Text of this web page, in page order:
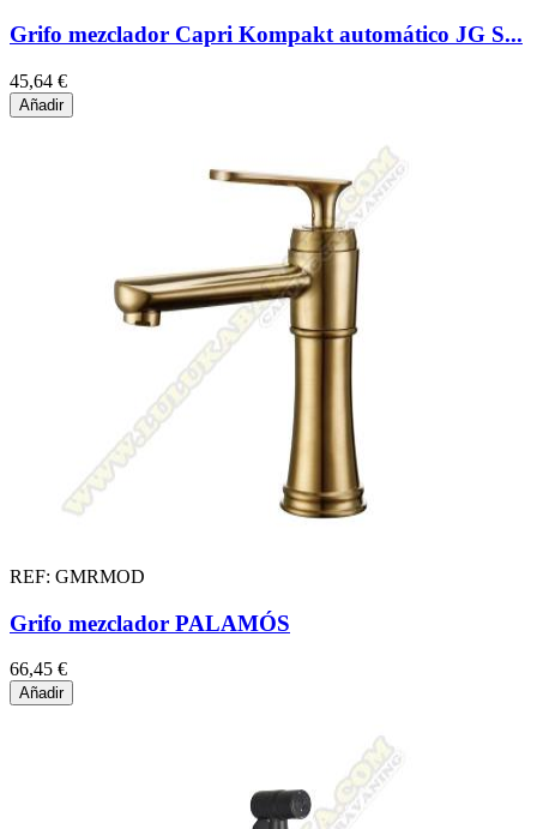
Grifo mezclador Capri Kompakt automático JG S...
45,64 €
Añadir
REF: GMRMOD
Grifo mezclador PALAMÓS
66,45 €
Añadir